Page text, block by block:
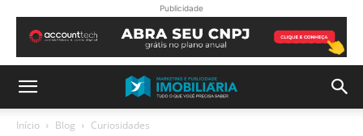
Publicidade
Início Blog Curiosidades